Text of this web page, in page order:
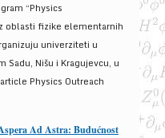
“Physics
oblasti fizike elementarnih
univerziteti u
Sadu, Nišu i Kragujevcu, u
Physics Outreach
Ad Astra: Budućnost